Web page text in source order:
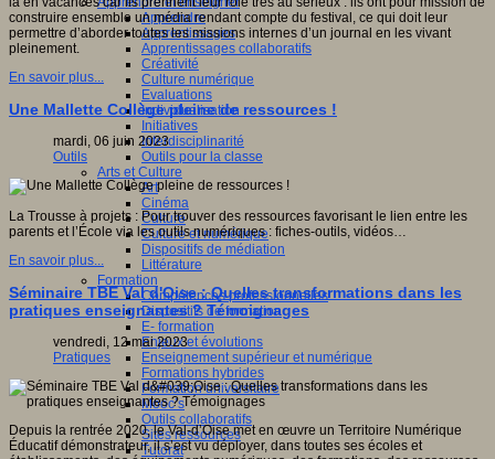
Apprendre
Apprentissages
Apprentissages collaboratifs
Créativité
Culture numérique
Evaluations
Individualisation
Initiatives
Interdisciplinarité
Outils pour la classe
Arts et Culture
Art
Cinéma
Culture
Culture et numérique
Dispositifs de médiation
Littérature
Formation
Compétences professionnelles
Dispositifs de formation
E- formation
Enjeux et évolutions
Enseignement supérieur et numérique
Formations hybrides
Formation universitaire
Mooc’s
Outils collaboratifs
Sites ressources
Tutorat
construire ensemble un média rendant compte du festival, ce qui doit leur
permettre d’aborder toutes les missions internes d’un journal en les vivant
pleinement.
En savoir plus...
Une Mallette Collège pleine de ressources !
mardi, 06 juin 2023
Outils
La Trousse à projets : Pour trouver des ressources favorisant le lien entre les
parents et l’École via les outils numériques : fiches-outils, vidéos…
En savoir plus...
Séminaire TBE Val d'Oise : Quelles transformations dans les
pratiques enseignantes ? Témoignages
vendredi, 12 mai 2023
Pratiques
Depuis la rentrée 2020, le Val-d’Oise met en œuvre un Territoire Numérique
Éducatif démonstrateur, il s’est vu déployer, dans toutes ses écoles et